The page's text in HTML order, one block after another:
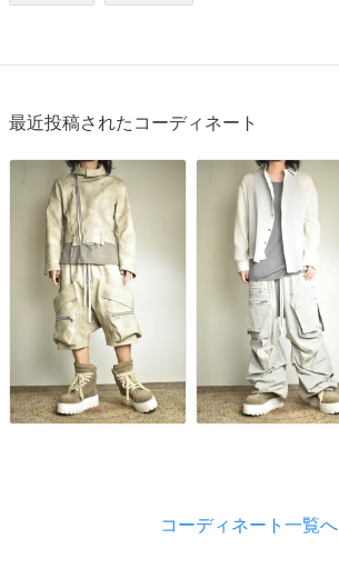
最近投稿されたコーディネート
コーディネート一覧へ